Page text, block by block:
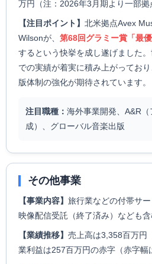
万円（注：2026年3月期より一部拠
【注目ポイント】 北米拠点Avex
Wilsonが、 第68回グラミー賞「最
するという快挙を成し遂げました
での実績が着実に積み上がってお
版体制の強化が期待されています。
注目職種： 海外事業開発、A&R
成）、グローバル音楽出版
その他事業
【事業内容】 旅行業などの付帯サ
映像配信受託（終了済み）なども含
【業績推移】 売上高は3,358百万円
業利益は257百万円の赤字（赤字幅